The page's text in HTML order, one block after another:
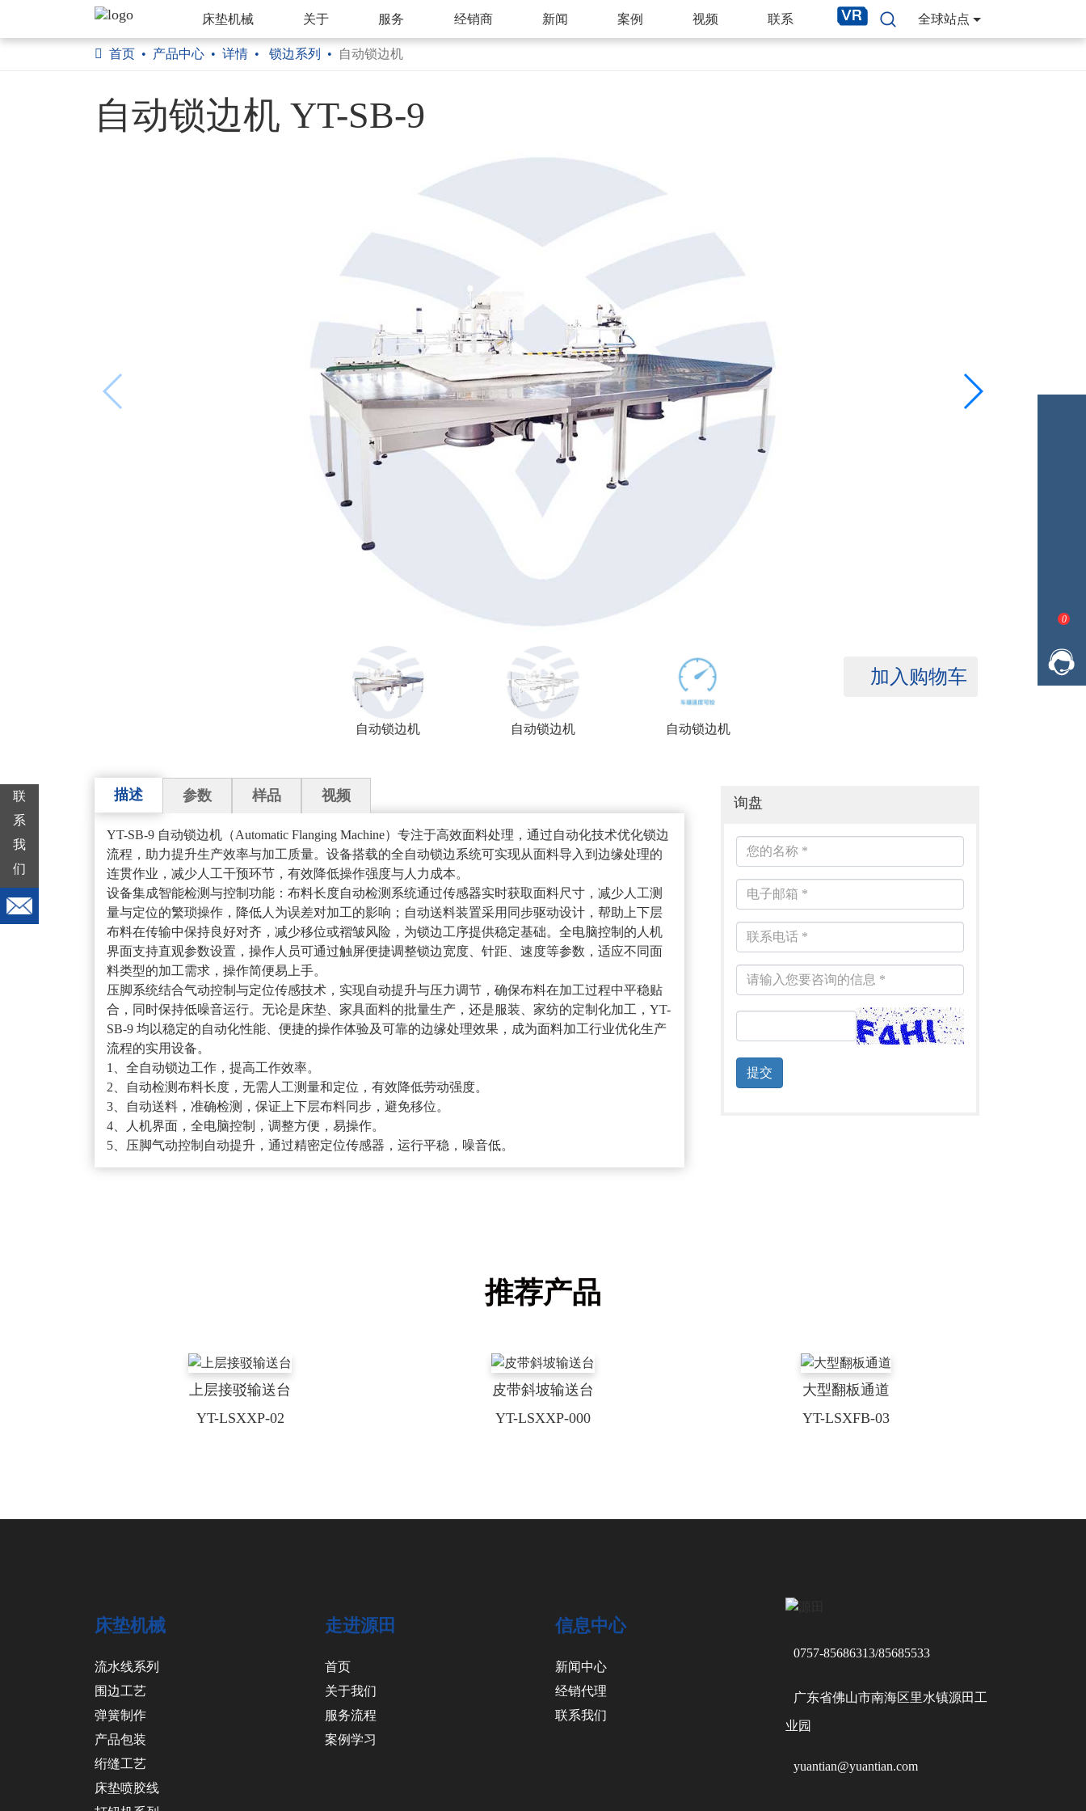
全球站点
床垫机械 关于 服务 经销商 新闻 案例 视频 联系
首页 产品中心 详情 锁边系列 自动锁边机
自动锁边机 YT-SB-9
自动锁边机 自动锁边机 自动锁边机
加入购物车
描述 参数 样品 视频
YT-SB-9 自动锁边机（Automatic Flanging Machine）专注于高效面料处理，通过自动化技术优化锁边
流程，助力提升生产效率与加工质量。设备搭载的全自动锁边系统可实现从面料导入到边缘处理的
连贯作业，减少人工干预环节，有效降低操作强度与人力成本。
设备集成智能检测与控制功能：布料长度自动检测系统通过传感器实时获取面料尺寸，减少人工测
量与定位的繁琐操作，降低人为误差对加工的影响；自动送料装置采用同步驱动设计，帮助上下层
布料在传输中保持良好对齐，减少移位或褶皱风险，为锁边工序提供稳定基础。全电脑控制的人机
界面支持直观参数设置，操作人员可通过触屏便捷调整锁边宽度、针距、速度等参数，适应不同面
料类型的加工需求，操作简便易上手。
压脚系统结合气动控制与定位传感技术，实现自动提升与压力调节，确保布料在加工过程中平稳贴
合，同时保持低噪音运行。无论是床垫、家具面料的批量生产，还是服装、家纺的定制化加工，YT-
SB-9 均以稳定的自动化性能、便捷的操作体验及可靠的边缘处理效果，成为面料加工行业优化生产
流程的实用设备。
1、全自动锁边工作，提高工作效率。
2、自动检测布料长度，无需人工测量和定位，有效降低劳动强度。
3、自动送料，准确检测，保证上下层布料同步，避免移位。
4、人机界面，全电脑控制，调整方便，易操作。
5、压脚气动控制自动提升，通过精密定位传感器，运行平稳，噪音低。
询盘
提交
推荐产品
上层接驳输送台
YT-LSXXP-02
皮带斜坡输送台
YT-LSXXP-000
大型翻板通道
YT-LSXFB-03
0
联
系
我
们
床垫机械
流水线系列
围边工艺
弹簧制作
产品包装
绗缝工艺
床垫喷胶线
走进源田
首页
关于我们
服务流程
案例学习
信息中心
新闻中心
经销代理
联系我们
0757-85686313/85685533
广东省佛山市南海区里水镇源田工
业园
yuantian@yuantian.com